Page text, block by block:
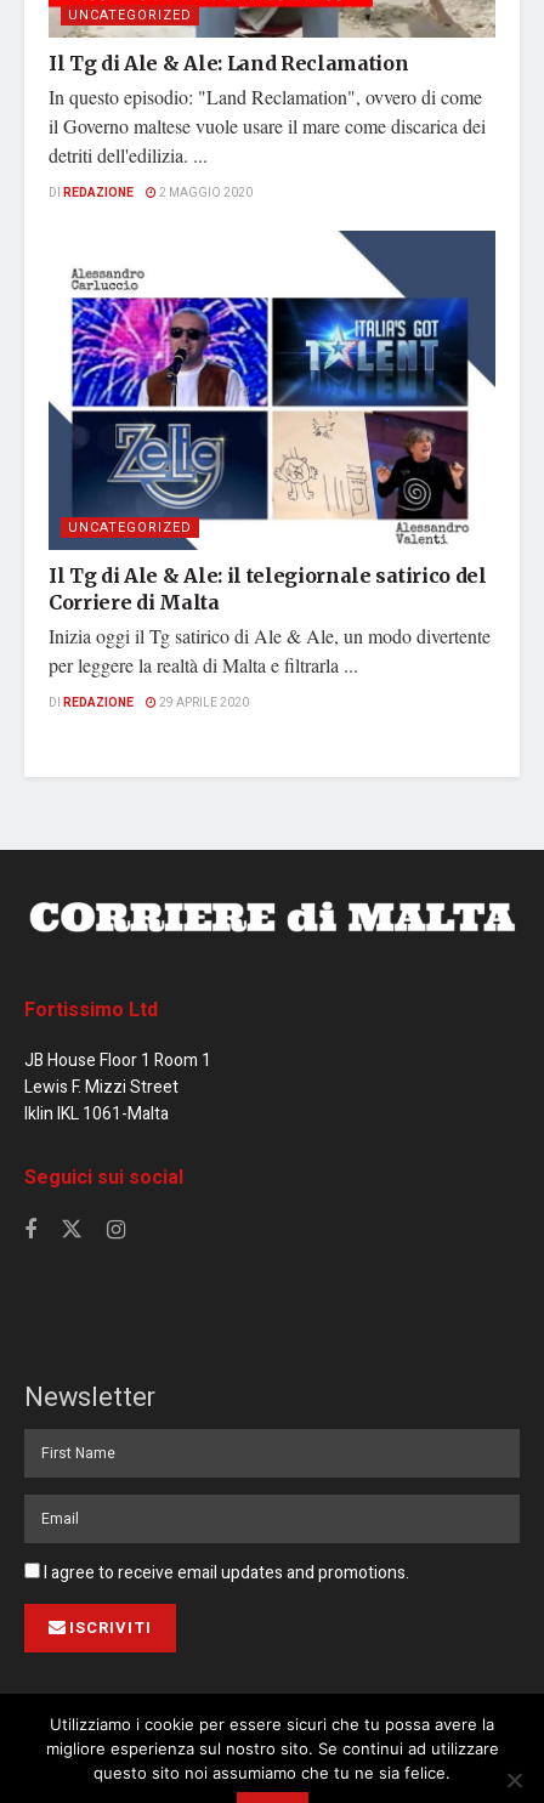
UNCATEGORIZED
Il Tg di Ale & Ale: Land Reclamation
In questo episodio: "Land Reclamation", ovvero di come
il Governo maltese vuole usare il mare come discarica dei
detriti dell'edilizia. ...
DI REDAZIONE 2 MAGGIO 2020
UNCATEGORIZED
Il Tg di Ale & Ale: il telegiornale satirico del
Corriere di Malta
Inizia oggi il Tg satirico di Ale & Ale, un modo divertente
per leggere la realtà di Malta e filtrarla ...
DI REDAZIONE 29 APRILE 2020
Fortissimo Ltd
JB House Floor 1 Room 1
Lewis F. Mizzi Street
Iklin IKL 1061-Malta
Seguici sui social
Newsletter
I agree to receive email updates and promotions.
ISCRIVITI
Pubblicità Collabora con noi Contatto Privacy Policy
This website uses cookies. By continuing to use this website you are
Utilizziamo i cookie per essere sicuri che tu possa avere la
migliore esperienza sul nostro sito. Se continui ad utilizzare
questo sito noi assumiamo che tu ne sia felice.